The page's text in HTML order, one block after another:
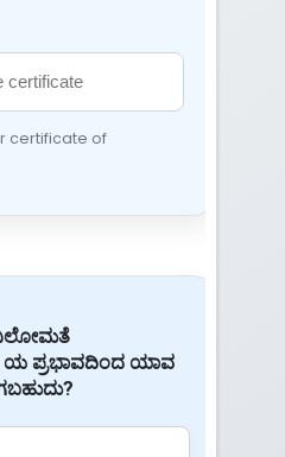
certificate of
ವಿಲೋಮತೆ
ಯ ಪ್ರಭಾವದಿಂದ ಯಾವ